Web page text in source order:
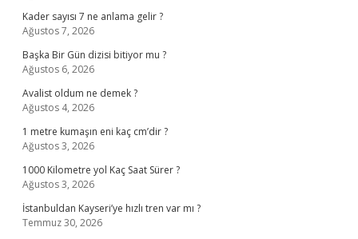
Kader sayısı 7 ne anlama gelir ?
Ağustos 7, 2026
Başka Bir Gün dizisi bitiyor mu ?
Ağustos 6, 2026
Avalist oldum ne demek ?
Ağustos 4, 2026
1 metre kumaşın eni kaç cm’dir ?
Ağustos 3, 2026
1000 Kilometre yol Kaç Saat Sürer ?
Ağustos 3, 2026
İstanbuldan Kayseri’ye hızlı tren var mı ?
Temmuz 30, 2026